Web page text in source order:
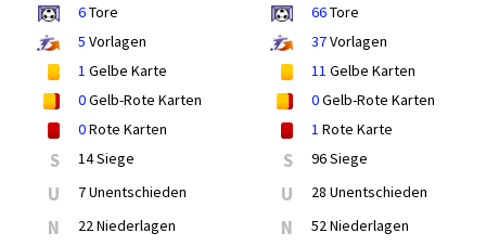
6Tore
5 Vorlagen
1 Gelbe Karte
0Gelb-Rote Karten
0Rote Karten
S 14 Siege
U 7 Unentschieden
N 22 Niederlagen
66Tore
37Vorlagen
11 Gelbe Karten
0Gelb-Rote Karten
1 Rote Karte
S 96 Siege
U 28 Unentschieden
N 52 Niederlagen